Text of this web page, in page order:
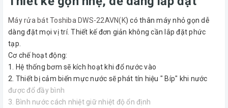
Máy rửa bát Toshiba DWS-22AVN(K) có thân máy nhỏ gọn dễ
dàng đặt mọi vị trí. Thiết kế đơn giản không cần lắp đặt phức
tạp.
Cơ chế hoạt động:
1. Hệ thống bơm sẽ kích hoạt khi đổ nước vào
2. Thiết bị cảm biến mực nước sẽ phát tín hiệu " Bíp" khi nước
được đổ đầy bình
3. Bình nước cách nhiệt giữ nhiệt độ ổn định